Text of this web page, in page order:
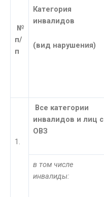
№
п/
п
Категория
инвалидов
(вид нарушения)
1.
Все категории
инвалидов и лиц с
ОВЗ
в том числе
инвалиды: